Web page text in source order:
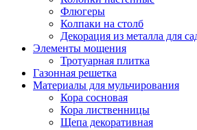
Флюгеры
Колпаки на столб
Декорация из металла для
Элементы мощения
Тротуарная плитка
Газонная решетка
Материалы для мульчирования
Кора сосновая
Кора лиственницы
Щепа декоративная